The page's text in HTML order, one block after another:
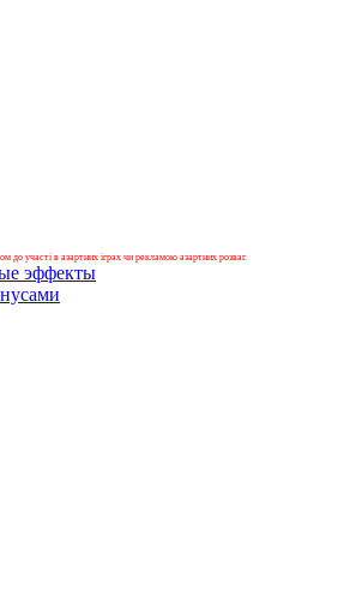
участі в азартних іграх чи рекламою азартних розваг.